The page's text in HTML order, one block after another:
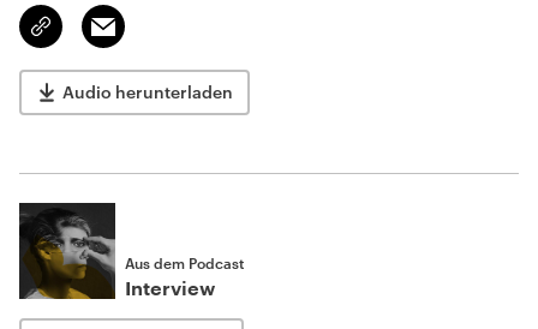
Link
kopieren/teilen
Email
Audio herunterladen
Aus dem Podcast
Interview